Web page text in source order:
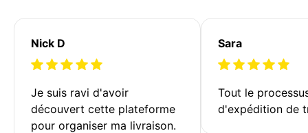
Nick D
Je suis ravi d'avoir
découvert cette plateforme
pour organiser ma livraison.
Sara
Tout le
d'expédition de